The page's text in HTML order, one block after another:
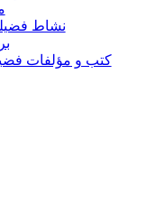
نشاط
كتب و مؤلفات